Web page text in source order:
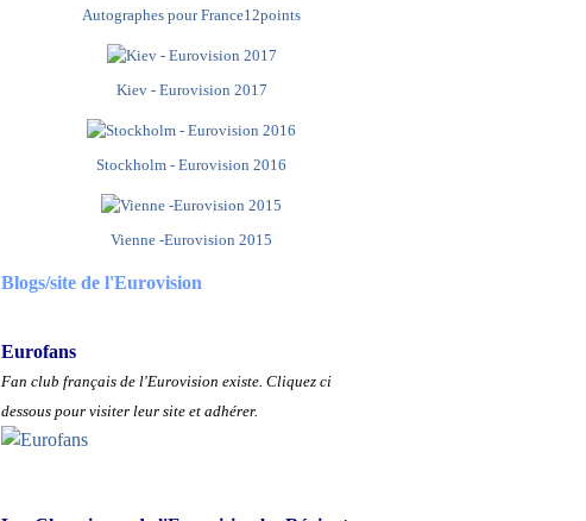
Autographes pour France12points
Kiev - Eurovision 2017
Stockholm - Eurovision 2016
Vienne -Eurovision 2015
Blogs/site de l'Eurovision
Eurofans
Fan club français de l'Eurovision existe. Cliquez ci
dessous pour visiter leur site et adhérer.